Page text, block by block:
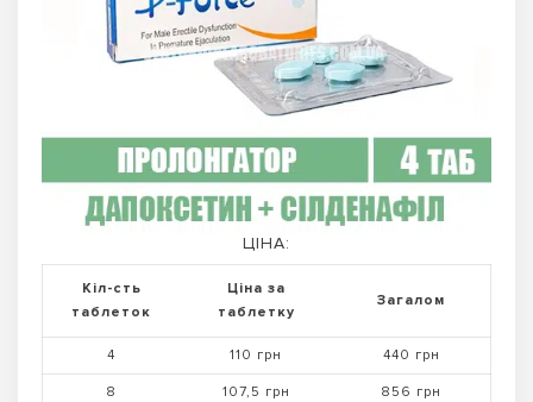
ЦІНА:
Кіл-сть
таблеток
Ціна за
таблетку
Загалом
4 110 грн 440 грн
8 107,5 грн 856 грн